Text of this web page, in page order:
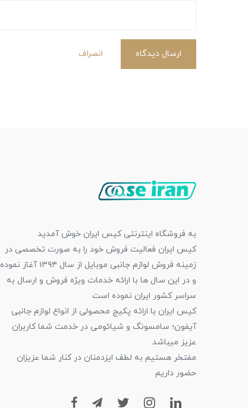
ارسال دیدگاه انصراف
به فروشگاه اینترنتی کیس ایران خوش آمدید
کیس ایران فعالیت فروش خود را به صورت تخصصی در
زمینه فروش لوازم جانبی موبایل از سال ۱۳۹۴ آغاز نموده
و در این سال ها با ارائه خدمات ویژه فروش و ارسال به
سراسر کشور ایران نموده است
کیس ایران با ارائه پکیج محصولی از انواع لوازم جانبی
آیفون؛ سامسونگ و شیائومی در خدمت شما کاربران
عزیز میباشد
مفتخر هستیم به لطف ایزدمنان در کنار شما عزیزان
حضور داریم